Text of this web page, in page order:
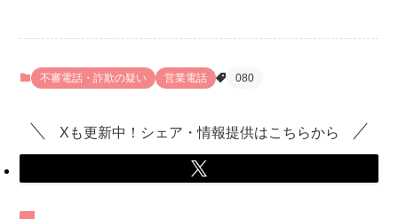
不審電話・詐欺の疑い 営業電話 080
Xも更新中！シェア・情報提供はこちらから